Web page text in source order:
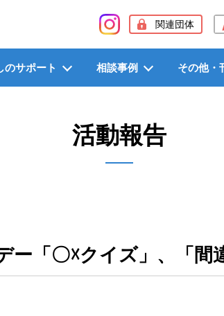
長野県労働者福祉協議会（長野県労福協）
関連団体
のサポート 相談事例 その他・
活動報告
ー「〇☓クイズ」、「間